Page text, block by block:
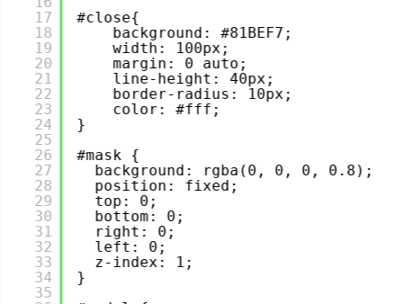
17
18
19
20
21
22
23
24
25
26
27
28
29
30
31
32
33
34
35
#close{
background: #81BEF7;
width: 100px;
margin: 0 auto;
line-height: 40px;
border-radius: 10px;
color: #fff;
}
#mask {
background: rgba(0, 0, 0, 0.8);
position: fixed;
top: 0;
bottom: 0;
right: 0;
left: 0;
z-index: 1;
}